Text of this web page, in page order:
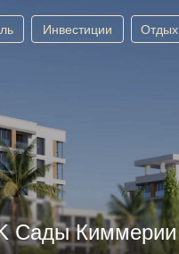
Сады Киммерии
Отдых
Инвестиции